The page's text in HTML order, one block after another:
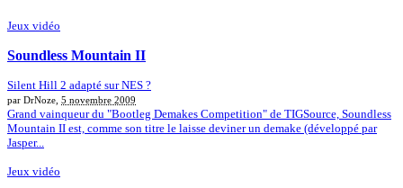
Jeux vidéo
Soundless Mountain II
Silent Hill 2 adapté sur NES ?
par DrNoze, 5 novembre 2009
Grand vainqueur du "Bootleg Demakes Competition" de TIGSource, Soundless
Mountain II est, comme son titre le laisse deviner un demake (développé par
Jasper...
Jeux vidéo